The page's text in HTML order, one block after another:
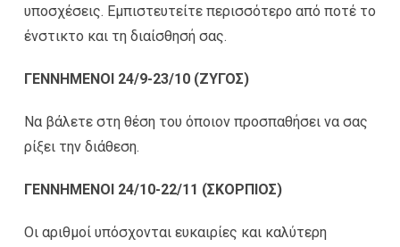
υποσχέσεις. Εμπιστευτείτε περισσότερο από ποτέ το
ένστικτο και τη διαίσθησή σας.
ΓΕΝΝΗΜΕΝΟΙ 24/9-23/10 (ΖΥΓΟΣ)
Να βάλετε στη θέση του όποιον προσπαθήσει να σας
ρίξει την διάθεση.
ΓΕΝΝΗΜΕΝΟΙ 24/10-22/11 (ΣΚΟΡΠΙΟΣ)
Οι αριθμοί υπόσχονται ευκαιρίες και καλύτερη